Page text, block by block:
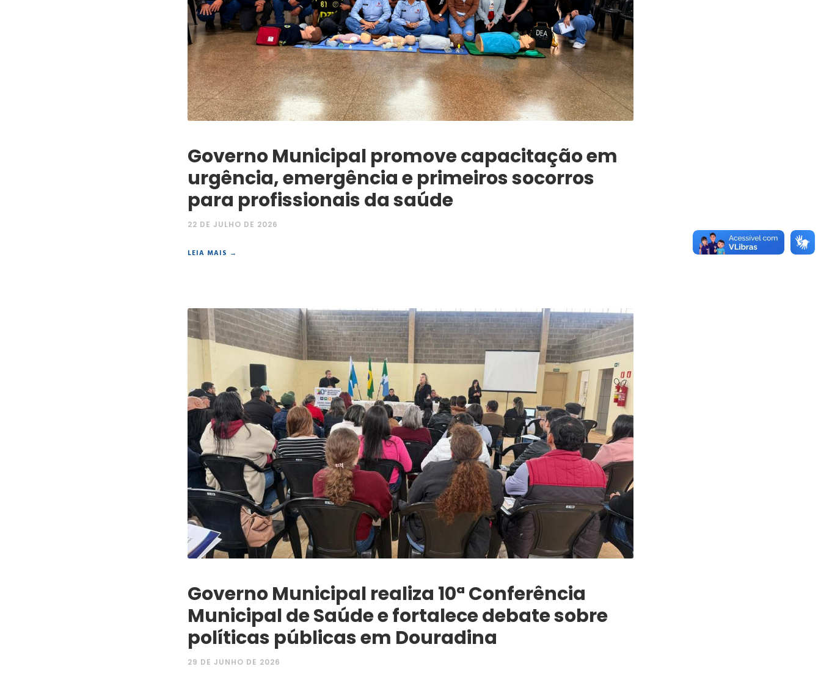
Governo Municipal promove capacitação em
urgência, emergência e primeiros socorros
para profissionais da saúde
22 DE JULHO DE 2026
LEIA MAIS →
Governo Municipal realiza 10ª Conferência
Municipal de Saúde e fortalece debate sobre
políticas públicas em Douradina
29 DE JUNHO DE 2026